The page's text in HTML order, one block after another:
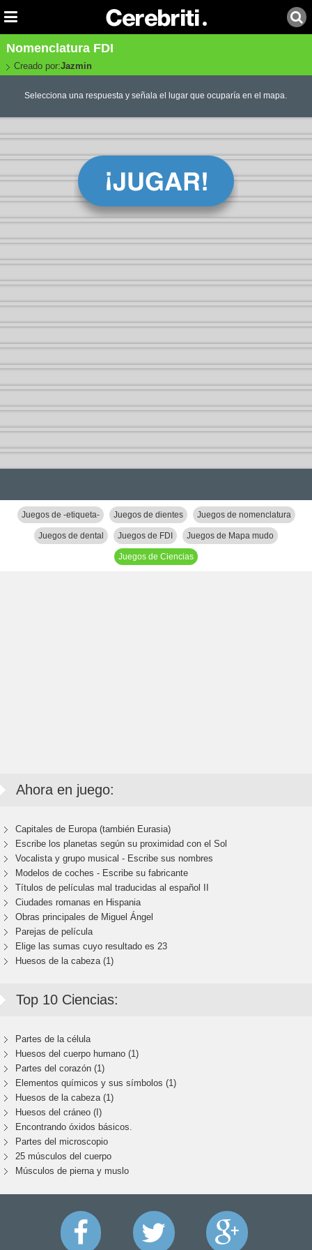
Nomenclatura FDI
Creado por:Jazmin
Selecciona una respuesta y señala el lugar que ocuparía en el mapa.
Juegos de -etiqueta- Juegos de dientes Juegos de nomenclatura
Juegos de dental Juegos de FDI Juegos de Mapa mudo
Juegos de Ciencias
Ahora en juego:
Capitales de Europa (también Eurasia)
Escribe los planetas según su proximidad con el Sol
Vocalista y grupo musical - Escribe sus nombres
Modelos de coches - Escribe su fabricante
Títulos de películas mal traducidas al español II
Ciudades romanas en Hispania
Obras principales de Miguel Ángel
Parejas de película
Elige las sumas cuyo resultado es 23
Huesos de la cabeza (1)
Top 10 Ciencias:
Partes de la célula
Huesos del cuerpo humano (1)
Partes del corazón (1)
Elementos químicos y sus símbolos (1)
Huesos de la cabeza (1)
Huesos del cráneo (I)
Encontrando óxidos básicos.
Partes del microscopio
25 músculos del cuerpo
Músculos de pierna y muslo